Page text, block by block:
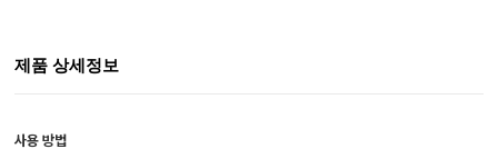
제품 상세정보
사용 방법